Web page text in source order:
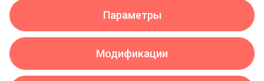
Параметры
Модификации